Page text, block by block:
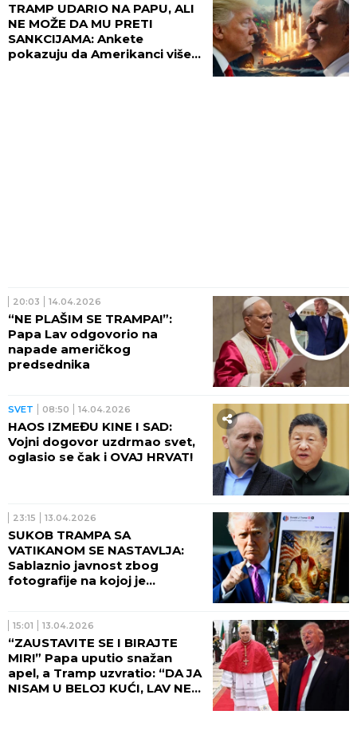
TRAMP UDARIO NA PAPU, ALI
NE MOŽE DA MU PRETI
SANKCIJAMA: Ankete
pokazuju da Amerikanci više
20:03 14.04.2026
“NE PLAŠIM SE TRAMPA!”:
Papa Lav odgovorio na
napade američkog
predsednika
SVET 08:50 14.04.2026
HAOS IZMEĐU KINE I SAD:
Vojni dogovor uzdrmao svet,
oglasio se čak i OVAJ HRVAT!
23:15 13.04.2026
SUKOB TRAMPA SA
VATIKANOM SE NASTAVLJA:
Sablaznio javnost zbog
fotografije na kojoj je
15:01 13.04.2026
“ZAUSTAVITE SE I BIRAJTE
MIR!” Papa uputio snažan
apel, a Tramp uzvratio: “DA JA
NISAM U BELOJ KUĆI, LAV NE